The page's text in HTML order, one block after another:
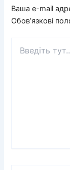
Ваша e-mail
Обов’язкові
тут...